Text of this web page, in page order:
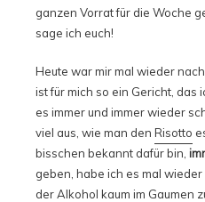
ganzen Vorrat für die Woche
sage ich euch!
Heute war mir mal wieder
ist für mich so ein Gericht, das
es immer und immer wieder
viel aus, wie man den Risotto
bisschen bekannt dafür bin,
geben, habe ich es mal
der Alkohol kaum im Gaumen